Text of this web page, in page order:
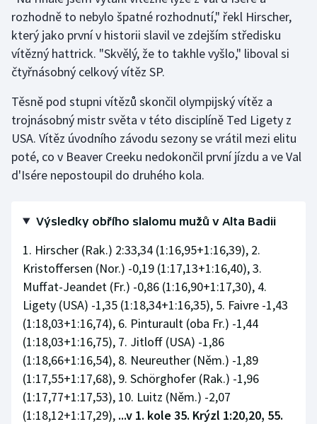
Lezení
Lyže a snowboard
Moderní pětiboj
Motorsport
Olympijské hry
Plážový volejbal
Ragby
Rychlobruslení
Rychlostní kanoistika
Short track
rozhodně to nebylo špatné rozhodnutí," řekl Hirscher,
který jako první v historii slavil ve zdejším středisku
vítězný hattrick. "Skvělý, že to takhle vyšlo," liboval si
čtyřnásobný celkový vítěz SP.
Těsně pod stupni vítězů skončil olympijský vítěz a
trojnásobný mistr světa v této disciplíně Ted Ligety z
USA. Vítěz úvodního závodu sezony se vrátil mezi elitu
poté, co v Beaver Creeku nedokončil první jízdu a ve Val
d'Isére nepostoupil do druhého kola.
Výsledky obřího slalomu mužů v Alta Badii
1. Hirscher (Rak.) 2:33,34 (1:16,95+1:16,39), 2.
Kristoffersen (Nor.) -0,19 (1:17,13+1:16,40), 3.
Muffat-Jeandet (Fr.) -0,86 (1:16,90+1:17,30), 4.
Ligety (USA) -1,35 (1:18,34+1:16,35), 5. Faivre -1,43
(1:18,03+1:16,74), 6. Pinturault (oba Fr.) -1,44
(1:18,03+1:16,75), 7. Jitloff (USA) -1,86
(1:18,66+1:16,54), 8. Neureuther (Něm.) -1,89
(1:17,55+1:17,68), 9. Schörghofer (Rak.) -1,96
(1:17,77+1:17,53), 10. Luitz (Něm.) -2,07
(1:18,12+1:17,29), ...v 1. kole 35. Krýzl 1:20,20, 55.